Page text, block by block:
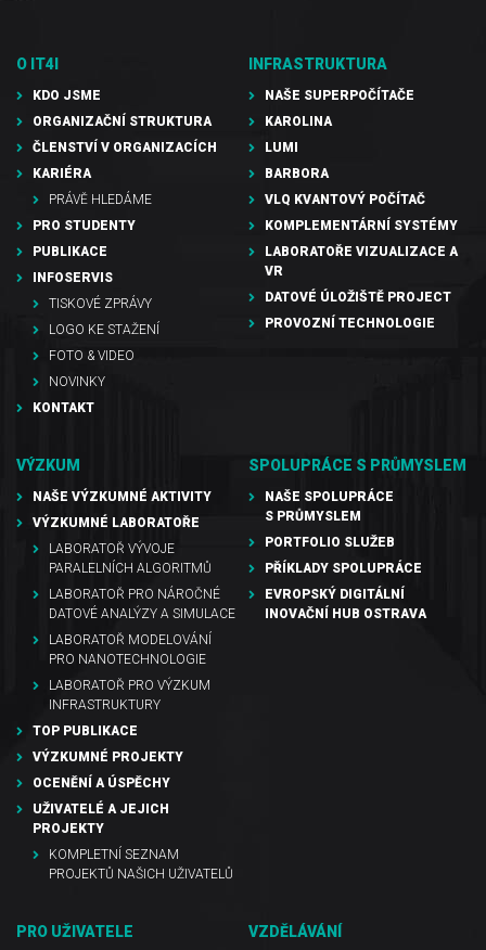
O IT4I
KDO JSME
ORGANIZAČNÍ STRUKTURA
ČLENSTVÍ V ORGANIZACÍCH
KARIÉRA
PRÁVĚ HLEDÁME
PRO STUDENTY
PUBLIKACE
INFOSERVIS
TISKOVÉ ZPRÁVY
LOGO KE STAŽENÍ
FOTO & VIDEO
NOVINKY
KONTAKT
INFRASTRUKTURA
NAŠE SUPERPOČÍTAČE
KAROLINA
LUMI
BARBORA
VLQ KVANTOVÝ POČÍTAČ
KOMPLEMENTÁRNÍ SYSTÉMY
LABORATOŘE VIZUALIZACE A
VR
DATOVÉ ÚLOŽIŠTĚ PROJECT
PROVOZNÍ TECHNOLOGIE
VÝZKUM
NAŠE VÝZKUMNÉ AKTIVITY
VÝZKUMNÉ LABORATOŘE
LABORATOŘ VÝVOJE
PARALELNÍCH ALGORITMŮ
LABORATOŘ PRO NÁROČNÉ
DATOVÉ ANALÝZY A SIMULACE
LABORATOŘ MODELOVÁNÍ
PRO NANOTECHNOLOGIE
LABORATOŘ PRO VÝZKUM
INFRASTRUKTURY
TOP PUBLIKACE
VÝZKUMNÉ PROJEKTY
OCENĚNÍ A ÚSPĚCHY
UŽIVATELÉ A JEJICH
PROJEKTY
KOMPLETNÍ SEZNAM
PROJEKTŮ NAŠICH UŽIVATELŮ
SPOLUPRÁCE S PRŮMYSLEM
NAŠE SPOLUPRÁCE
S PRŮMYSLEM
PORTFOLIO SLUŽEB
PŘÍKLADY SPOLUPRÁCE
EVROPSKÝ DIGITÁLNÍ
INOVAČNÍ HUB OSTRAVA
PRO UŽIVATELE VZDĚLÁVÁNÍ